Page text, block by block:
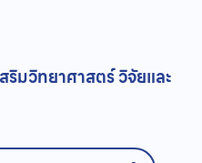
มวิทยาศาสตร์ วิจัยและ